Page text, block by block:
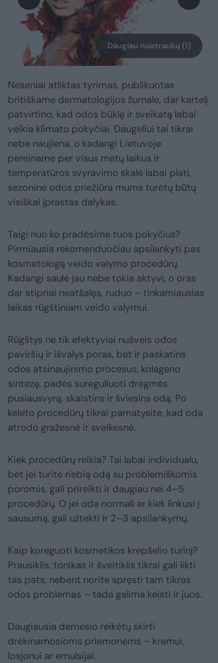
Daugiau nuotraukų (1)
Neseniai atliktas tyrimas, publikuotas
britiškame dermatologijos žurnale, dar kartelį
patvirtino, kad odos būklę ir sveikatą labai
veikia klimato pokyčiai. Daugeliui tai tikrai
nebe naujiena, o kadangi Lietuvoje
pereiname per visus metų laikus ir
temperatūros svyravimo skalė labai plati,
sezoninė odos priežiūra mums turėtų būtų
visiškai įprastas dalykas.
Taigi nuo ko pradėsime tuos pokyčius?
Pirmiausia rekomenduočiau apsilankyti pas
kosmetologą veido valymo procedūrų.
Kadangi saulė jau nebe tokia aktyvi, o oras
dar stipriai neatšalęs, ruduo – tinkamiausias
laikas rūgštiniam veido valymui.
Rūgštys ne tik efektyviai nušveis odos
paviršių ir išvalys poras, bet ir paskatins
odos atsinaujinimo procesus, kolageno
sintezę, padės sureguliuoti drėgmės
pusiausvyrą, skaistins ir šviesins odą. Po
keleto procedūrų tikrai pamatysite, kad oda
atrodo gražesnė ir sveikesnė.
Kiek procedūrų reikia? Tai labai individualu,
bet jei turite riebią odą su problemiškomis
poromis, gali prireikti ir daugiau nei 4–5
procedūrų. O jei oda normali ar kiek linkusi į
sausumą, gali užtekti ir 2–3 apsilankymų.
Kaip koreguoti kosmetikos krepšelio turinį?
Prausiklis, tonikas ir šveitiklis tikrai gali likti
tas pats, nebent norite spręsti tam tikras
odos problemas – tada galima keisti ir juos.
Daugiausia dėmesio reikėtų skirti
drėkinamosioms priemonėms – kremui,
losjonui ar emulsijai.